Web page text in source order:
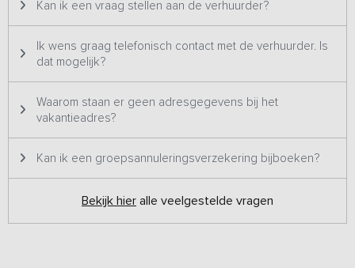
Kan ik een vraag stellen aan de verhuurder?
Ik wens graag telefonisch contact met de verhuurder. Is
dat mogelijk?
Waarom staan er geen adresgegevens bij het
vakantieadres?
Kan ik een groepsannuleringsverzekering bijboeken?
Bekijk hier alle veelgestelde vragen